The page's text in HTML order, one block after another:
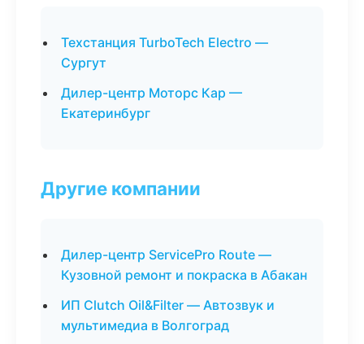
Техстанция TurboTech Electro —
Сургут
Дилер-центр Моторс Кар —
Екатеринбург
Другие компании
Дилер-центр ServicePro Route —
Кузовной ремонт и покраска в Абакан
ИП Clutch Oil&Filter — Автозвук и
мультимедиа в Волгоград